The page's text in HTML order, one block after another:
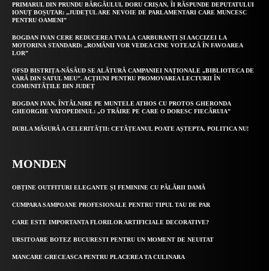
PRIMARUL DIN PRUNDU BÂRGĂULUI, DORU CRIȘAN, ÎI RĂSPUNDE DEPUTATULUI
IONUȚ BOȘUTAR: „JUDEȚUL ARE NEVOIE DE PARLAMENTARI CARE MUNCESC
PENTRU OAMENI”
BOGDAN IVAN CERE REDUCEREA TVA LA CARBURANȚI ȘI AACCIZEI LA
MOTORINA STANDARD: „ROMÂNII VOR VEDEA CINE VOTEAZĂ ÎN FAVOAREA
LOR”
OFSD BISTRIȚA-NĂSĂUD SE ALĂTURĂ CAMPANIEI NAȚIONALE „BIBLIOTECA DE
VARĂ DIN SATUL MEU”. ACȚIUNI PENTRU PROMOVAREA LECTURII ÎN
COMUNITĂȚILE DIN JUDEȚ
BOGDAN IVAN, ÎNTÂLNIRE PE MUNTELE ATHOS CU PROTOS GHERONDA
GHEORGHE VATOPEDINUL: „O TRĂIRE PE CARE O DORESC FIECĂRUIA”
DUBLA MĂSURĂ A CELERITĂȚII: CETĂȚEANUL POATE AȘTEPTA, POLITICA NU!
MONDEN
OBȚINE OUTFITURI ELEGANTE ȘI FEMININE CU PĂLĂRII DAMĂ
CUMPARA SAMPOANE PROFESIONALE PENTRU TIPUL TAU DE PAR
CARE ESTE IMPORTANTA FLORILOR ARTIFICIALE DECORATIVE?
URSITOARE BOTEZ BUCURESTI PENTRU UN MOMENT DE NEUITAT
MANCARE GRECEASCA PENTRU PLACEREA TA CULINARA